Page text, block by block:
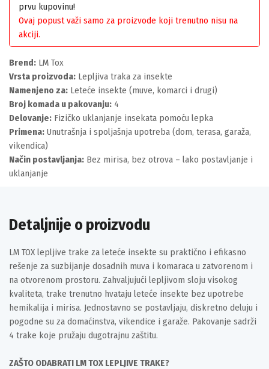
prvu kupovinu!
Ovaj popust važi samo za proizvode koji trenutno nisu na
akciji.
Brend: LM Tox
Vrsta proizvoda: Lepljiva traka za insekte
Namenjeno za: Leteće insekte (muve, komarci i drugi)
Broj komada u pakovanju: 4
Delovanje: Fizičko uklanjanje insekata pomoću lepka
Primena: Unutrašnja i spoljašnja upotreba (dom, terasa, garaža,
vikendica)
Način postavljanja: Bez mirisa, bez otrova – lako postavljanje i
uklanjanje
Detaljnije o proizvodu
LM TOX lepljive trake za leteće insekte su praktično i efikasno
rešenje za suzbijanje dosadnih muva i komaraca u zatvorenom i
na otvorenom prostoru. Zahvaljujući lepljivom sloju visokog
kvaliteta, trake trenutno hvataju leteće insekte bez upotrebe
hemikalija i mirisa. Jednostavno se postavljaju, diskretno deluju i
pogodne su za domaćinstva, vikendice i garaže. Pakovanje sadrži
4 trake koje pružaju dugotrajnu zaštitu.
ZAŠTO ODABRATI LM TOX LEPLJIVE TRAKE?